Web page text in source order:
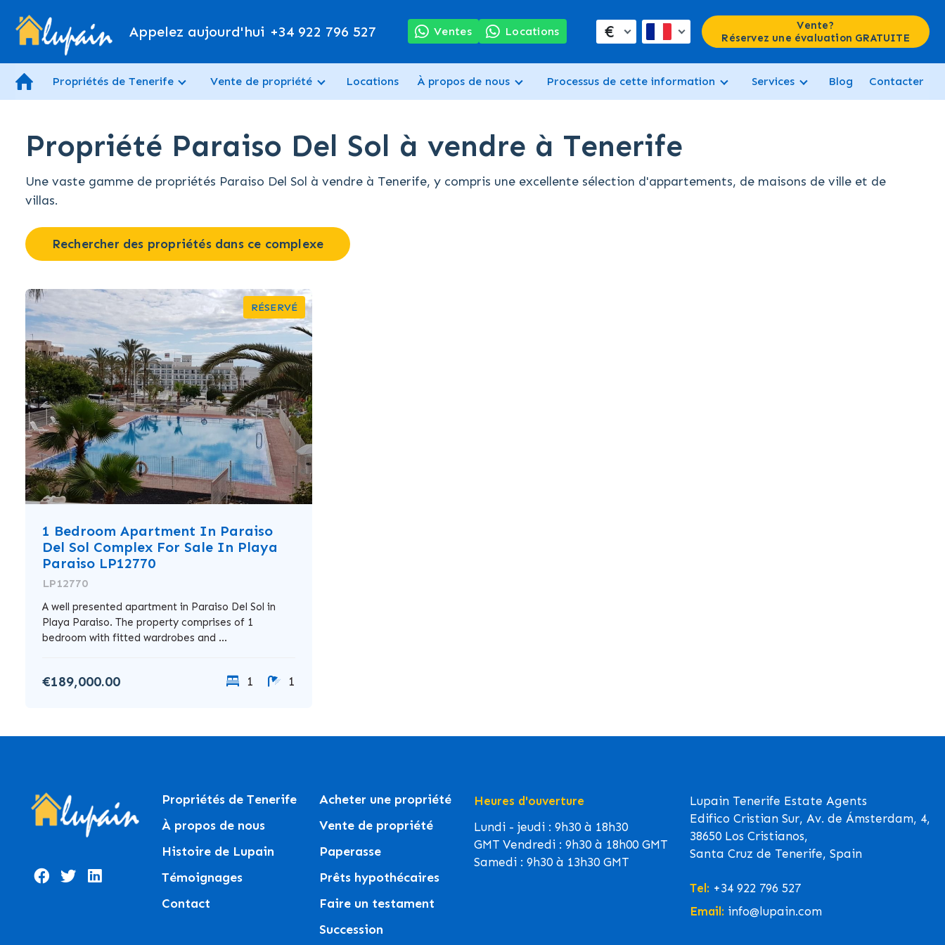
Appelez aujourd'hui +34 922 796 527 Ventes Locations €
Vente?
Réservez une évaluation GRATUITE
Propriétés de Tenerife Vente de propriété Locations À propos de nous Processus de cette information Services Blog Contacter
Propriété Paraiso Del Sol à vendre à Tenerife
Une vaste gamme de propriétés Paraiso Del Sol à vendre à Tenerife, y compris une excellente sélection d'appartements, de maisons de ville et de
villas.
Rechercher des propriétés dans ce complexe
RÉSERVÉ
1 Bedroom Apartment In Paraiso
Del Sol Complex For Sale In Playa
Paraiso LP12770
LP12770
A well presented apartment in Paraiso Del Sol in
Playa Paraiso. The property comprises of 1
bedroom with fitted wardrobes and ...
€189,000.00 1 1
Propriétés de Tenerife
À propos de nous
Histoire de Lupain
Témoignages
Contact
Acheter une propriété
Vente de propriété
Paperasse
Prêts hypothécaires
Faire un testament
Succession
Heures d'ouverture
Lundi - jeudi : 9h30 à 18h30
GMT Vendredi : 9h30 à 18h00 GMT
Samedi : 9h30 à 13h30 GMT
Lupain Tenerife Estate Agents
Edifico Cristian Sur, Av. de Ámsterdam, 4,
38650 Los Cristianos,
Santa Cruz de Tenerife, Spain
Tel: +34 922 796 527
Email: info@lupain.com